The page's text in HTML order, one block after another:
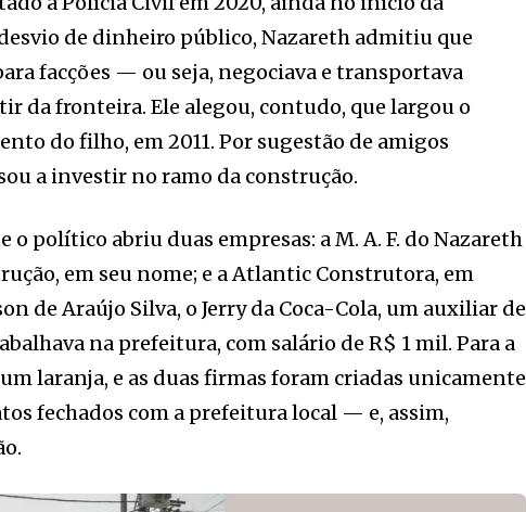
de dinheiro público, Nazareth admitiu que
facções — ou seja, negociava e transportava
da fronteira. Ele alegou, contudo, que largou o
do filho, em 2011. Por sugestão de amigos
a investir no ramo da construção.
político abriu duas empresas: a M. A. F. do Nazareth
em seu nome; e a Atlantic Construtora, em
de Araújo Silva, o Jerry da Coca-Cola, um auxiliar de
na prefeitura, com salário de R$ 1 mil. Para a
laranja, e as duas firmas foram criadas unicamente
fechados com a prefeitura local — e, assim,